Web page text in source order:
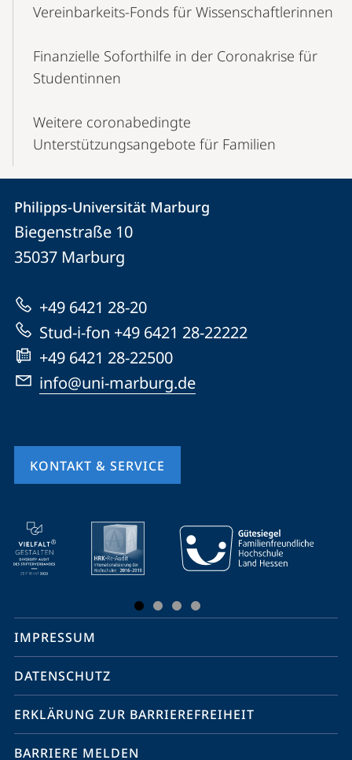
Vereinbarkeits-Fonds für Wissenschaftlerinnen
Finanzielle Soforthilfe in der Coronakrise für
Studentinnen
Weitere coronabedingte
Unterstützungsangebote für Familien
Kontakt
und
Informationen
zur
Website
Kontaktinformationen
Philipps-
Universität
Philipps-Universität Marburg
Biegenstraße 10
35037 Marburg
+49 6421 28-20
Stud-i-fon +49 6421 28-22222
+49 6421 28-22500
info@uni-marburg.de
KONTAKT & SERVICE
Mobile-
Service-
Navigation
Social
Media
Kontakte
IMPRESSUM
DATENSCHUTZ
ERKLÄRUNG ZUR BARRIEREFREIHEIT
BARRIERE MELDEN